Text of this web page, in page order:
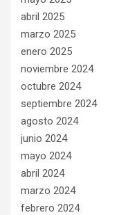
abril 2025
marzo 2025
enero 2025
noviembre 2024
octubre 2024
septiembre 2024
agosto 2024
junio 2024
mayo 2024
abril 2024
marzo 2024
febrero 2024